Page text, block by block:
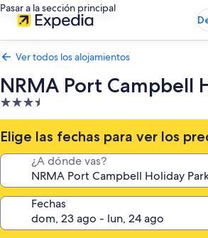
Pasar a la sección principal
Ver todos los alojamientos
NRMA Port Campbell
Alojamiento
de
3.5 estrellas
Elige las fechas para ver los
¿A dónde vas?
Fechas